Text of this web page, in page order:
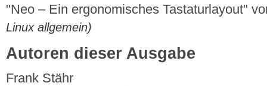
"Neo – Ein ergonomisches Tastaturlayout"
Linux allgemein)
Autoren dieser Ausgabe
Frank Stähr